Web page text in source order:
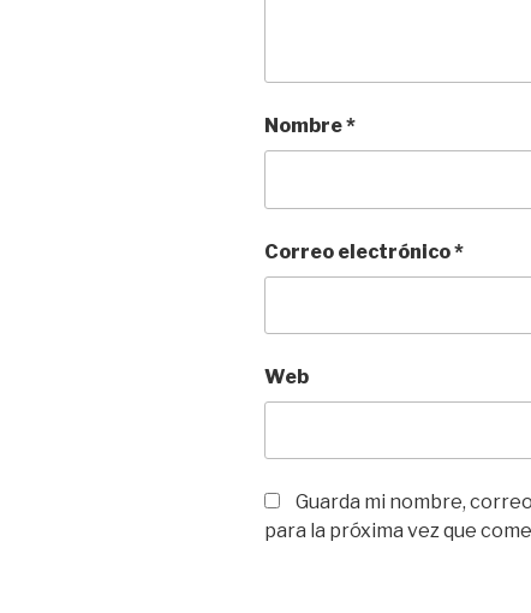
Nombre*
Correo electrónico*
Web
Guarda mi nombre,
para la próxima vez que